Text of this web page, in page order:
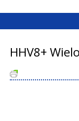
HHV8+